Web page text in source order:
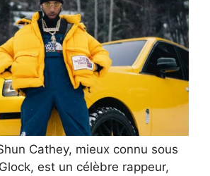
Cathey, mieux connu sous
est un célèbre rappeur,